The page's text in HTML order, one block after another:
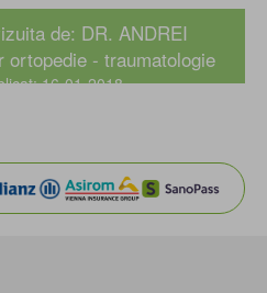
de: DR. ANDREI
ortopedie - traumatologie
16-01-2018